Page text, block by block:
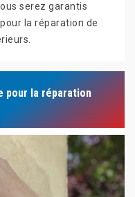
serez garantis
la réparation de
pour la réparation